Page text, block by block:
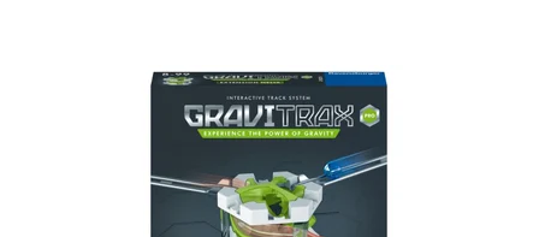
Skladem>3
8953
RAVENSBURGER